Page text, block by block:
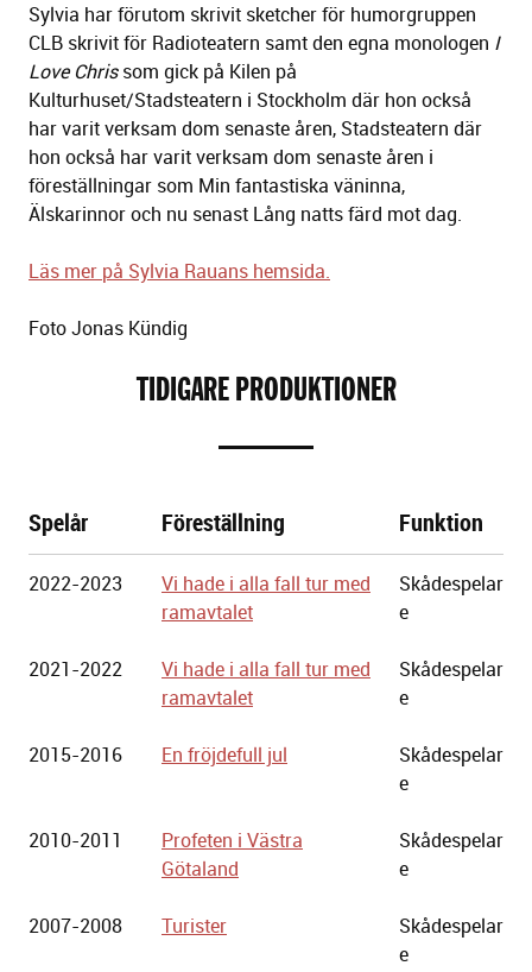
Sylvia har förutom skrivit sketcher för humorgruppen
CLB skrivit för Radioteatern samt den egna monologen I
Love Chrissom gick på Kilen på
Kulturhuset/Stadsteatern i Stockholm där hon också
har varit verksam dom senaste åren, Stadsteatern där
hon också har varit verksam dom senaste åren i
föreställningar som Min fantastiska väninna,
Älskarinnor och nu senast Lång natts färd mot dag.
Läs mer på Sylvia Rauans hemsida.
Foto Jonas Kündig
TIDIGARE PRODUKTIONER
Göteborgs
Stadsteater
Spelår Föreställning Funktion
2022-2023
Vi hade i alla fall tur med
ramavtalet
Skådespelar
e
2021-2022
Vi hade i alla fall tur med
ramavtalet
Skådespelar
e
2015-2016 En fröjdefull jul
Skådespelar
e
2010-2011
Profeten i Västra
Götaland
Skådespelar
e
2007-2008 Turister
Skådespelar
e